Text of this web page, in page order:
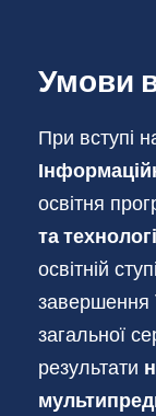
Умови
При вступі
освітня
та
освітній
завершення
загальної
результати